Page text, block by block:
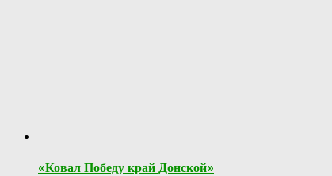
«Ковал Победу край Донской»